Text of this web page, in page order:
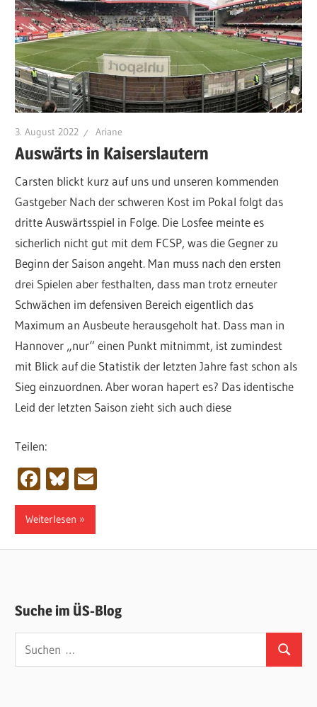
3. August 2022 Ariane
Auswärts in Kaiserslautern
Carsten blickt kurz auf uns und unseren kommenden
Gastgeber Nach der schweren Kost im Pokal folgt das
dritte Auswärtsspiel in Folge. Die Losfee meinte es
sicherlich nicht gut mit dem FCSP, was die Gegner zu
Beginn der Saison angeht. Man muss nach den ersten
drei Spielen aber festhalten, dass man trotz erneuter
Schwächen im defensiven Bereich eigentlich das
Maximum an Ausbeute herausgeholt hat. Dass man in
Hannover „nur“ einen Punkt mitnimmt, ist zumindest
mit Blick auf die Statistik der letzten Jahre fast schon als
Sieg einzuordnen. Aber woran hapert es? Das identische
Leid der letzten Saison zieht sich auch diese
Teilen:
Facebook
Bluesky
Weiterlesen
Suche im ÜS-Blog
Suchen
nach:
Suchen